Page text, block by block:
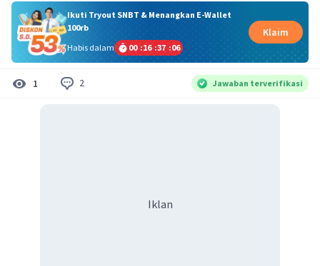
Ikuti Tryout SNBT & Menangkan E-Wallet
100rb
Habis dalam
00 :16 :37 :06
Klaim
1 2 Jawaban terverifikasi
Iklan